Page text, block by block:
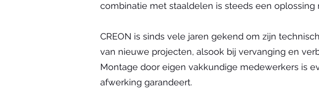
combinatie met staaldelen is steeds een
CREON is sinds vele jaren gekend om zijn
van nieuwe projecten, alsook bij vervanging en
Montage door eigen vakkundige medewerkers is
afwerking garandeert.